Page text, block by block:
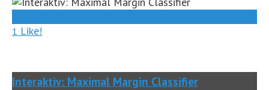
1 Like!
Interaktiv: Maximal Margin Classifier